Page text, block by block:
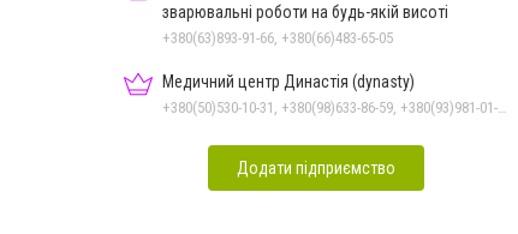
зварювальні роботи на будь-якій висоті
+380(63)893-91-66, +380(66)483-65-05
Медичний центр Династія (dynasty)
Додати підприємство